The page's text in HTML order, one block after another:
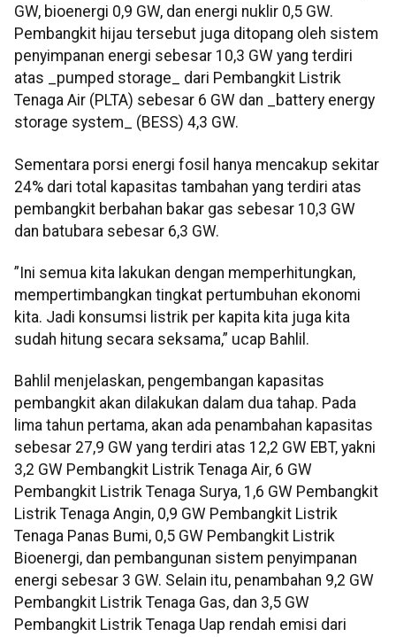
GW, bioenergi 0,9 GW, dan energi nuklir 0,5 GW.
Pembangkit hijau tersebut juga ditopang oleh sistem
penyimpanan energi sebesar 10,3 GW yang terdiri
atas _pumped storage_ dari Pembangkit Listrik
Tenaga Air (PLTA) sebesar 6 GW dan _battery energy
storage system_ (BESS) 4,3 GW.
Sementara porsi energi fosil hanya mencakup sekitar
24% dari total kapasitas tambahan yang terdiri atas
pembangkit berbahan bakar gas sebesar 10,3 GW
dan batubara sebesar 6,3 GW.
”Ini semua kita lakukan dengan memperhitungkan,
mempertimbangkan tingkat pertumbuhan ekonomi
kita. Jadi konsumsi listrik per kapita kita juga kita
sudah hitung secara seksama,” ucap Bahlil.
Bahlil menjelaskan, pengembangan kapasitas
pembangkit akan dilakukan dalam dua tahap. Pada
lima tahun pertama, akan ada penambahan kapasitas
sebesar 27,9 GW yang terdiri atas 12,2 GW EBT, yakni
3,2 GW Pembangkit Listrik Tenaga Air, 6 GW
Pembangkit Listrik Tenaga Surya, 1,6 GW Pembangkit
Listrik Tenaga Angin, 0,9 GW Pembangkit Listrik
Tenaga Panas Bumi, 0,5 GW Pembangkit Listrik
Bioenergi, dan pembangunan sistem penyimpanan
energi sebesar 3 GW. Selain itu, penambahan 9,2 GW
Pembangkit Listrik Tenaga Gas, dan 3,5 GW
Pembangkit Listrik Tenaga Uap rendah emisi dari